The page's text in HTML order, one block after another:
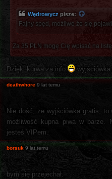
Wędrowycz pisze:
Fajny spęd, możliwe że się
Za 35 PLN mogę Cię wpisać na
Dzięki kurwa za info wyjściówka
deathwhore 9 lat temu
Nie dość, że wyjściówka gratis,
możliwość kupna piwa w barze.
jesteś VIPem.
borsuk 9 lat temu
bym się przejechał.